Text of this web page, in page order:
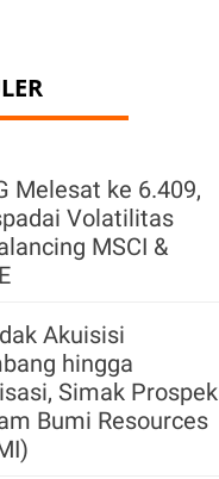
Melesat ke 6.409,
Volatilitas
MSCI &
Akuisisi
hingga
Simak Prospek
Bumi Resources